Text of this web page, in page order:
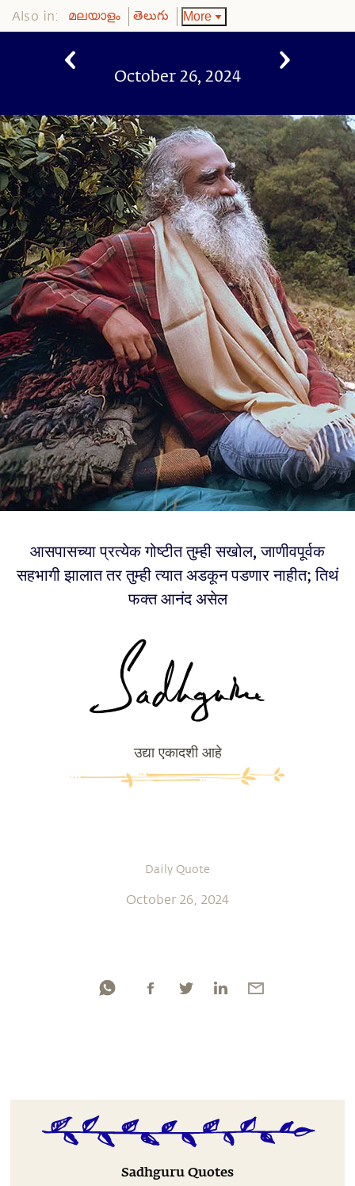
Also in: മലയാളം తెలుగు More
October 26, 2024
आसपासच्या प्रत्येक गोष्टीत तुम्ही सखोल, जाणीवपूर्वक
सहभागी झालात तर तुम्ही त्यात अडकून पडणार नाहीत; तिथं
फक्त आनंद असेल
उद्या एकादशी आहे
Daily Quote
October 26, 2024
Sadhguru Quotes